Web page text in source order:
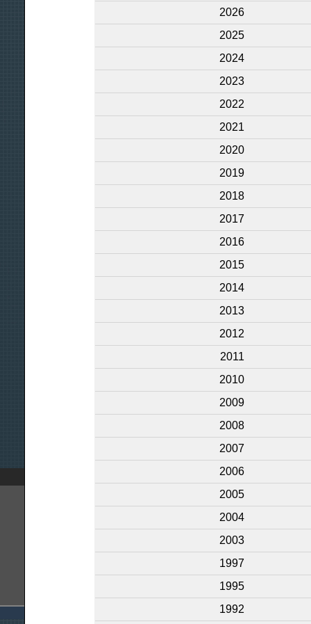
2026
2025
2024
2023
2022
2021
2020
2019
2018
2017
2016
2015
2014
2013
2012
2011
2010
2009
2008
2007
2006
2005
2004
2003
1997
1995
1992